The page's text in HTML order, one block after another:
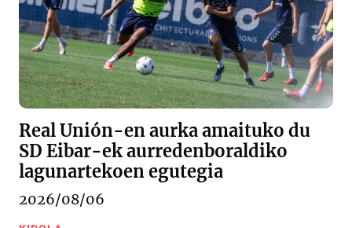
Real Unión-en aurka amaituko du
SD Eibar-ek aurredenboraldiko
lagunartekoen egutegia
2026/08/06